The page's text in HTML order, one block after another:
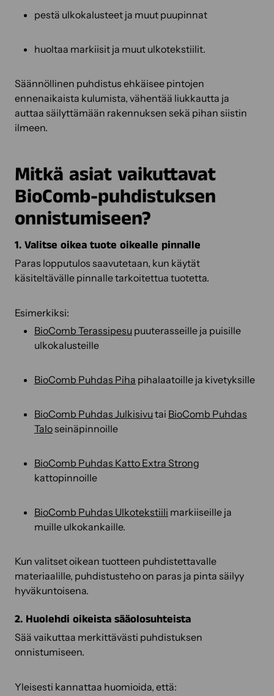
pestä ulkokalusteet ja muut puupinnat
huoltaa markiisit ja muut ulkotekstiilit.
Säännöllinen puhdistus ehkäisee pintojen
ennenaikaista kulumista, vähentää liukkautta ja
auttaa säilyttämään rakennuksen sekä pihan siistin
ilmeen.
Mitkä asiat vaikuttavat
BioComb-puhdistuksen
onnistumiseen?
1. Valitse oikea tuote oikealle pinnalle
Paras lopputulos saavutetaan, kun käytät
käsiteltävälle pinnalle tarkoitettua tuotetta.
Esimerkiksi:
BioComb Terassipesu puuterasseille ja puisille
ulkokalusteille
BioComb Puhdas Piha pihalaatoille ja kivetyksille
BioComb Puhdas Julkisivu tai BioComb Puhdas
Taloseinäpinnoille
BioComb Puhdas Katto Extra Strong
kattopinnoille
BioComb Puhdas Ulkotekstiili markiiseille ja
muille ulkokankaille.
Kun valitset oikean tuotteen puhdistettavalle
materiaalille, puhdistusteho on paras ja pinta säilyy
hyväkuntoisena.
2. Huolehdi oikeista sääolosuhteista
Sää vaikuttaa merkittävästi puhdistuksen
onnistumiseen.
Yleisesti kannattaa huomioida, että: